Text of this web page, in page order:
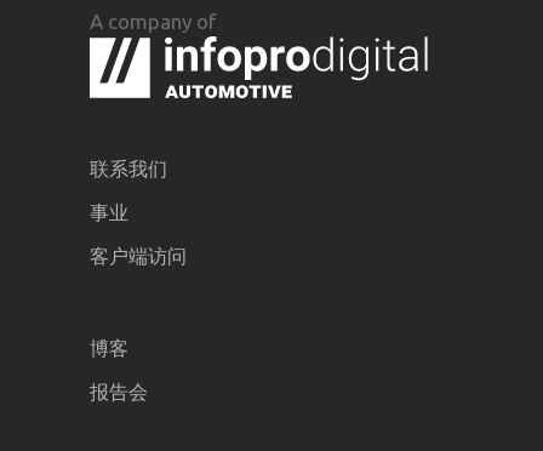
A company of
联系我们
事业
客户端访问
博客
报告会